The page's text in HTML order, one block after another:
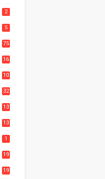
2
5
75
16
10
32
13
13
1
19
19